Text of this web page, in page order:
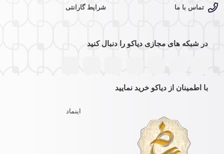
تماس با ما شرایط گارانتی
در شبکه های مجازی دیاکو را دنبال کنید
با اطمینان از دیاکو خرید نمایید
اینماد